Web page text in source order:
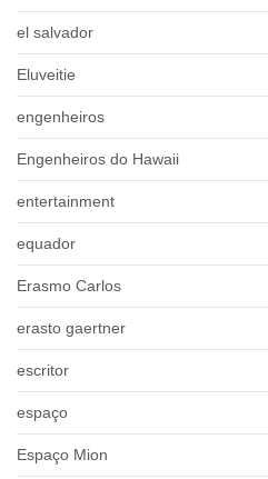
el salvador
Eluveitie
engenheiros
Engenheiros do Hawaii
entertainment
equador
Erasmo Carlos
erasto gaertner
escritor
espaço
Espaço Mion